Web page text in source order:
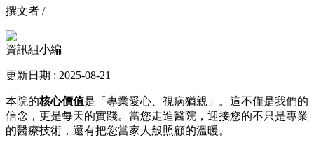
撰文者 /
資訊組小編
更新日期 : 2025-08-21
本院的核心價值是「專業愛心、視病猶親」。這不僅是我們的
信念，更是每天的實踐。當您走進醫院，迎接您的不只是專業
的醫療技術，還有把您當家人般照顧的溫暖。